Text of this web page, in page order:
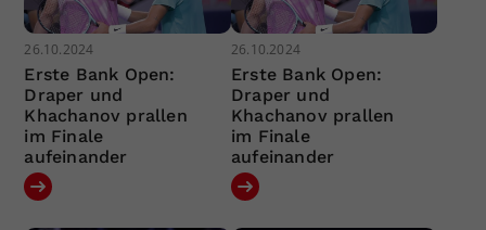
26.10.2024
Erste Bank Open:
Draper und
Khachanov prallen
im Finale
aufeinander
26.10.2024
Erste Bank Open:
Draper und
Khachanov prallen
im Finale
aufeinander